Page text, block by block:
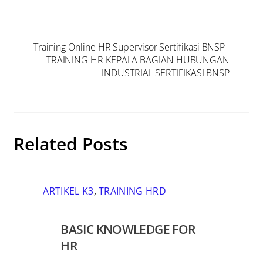
Training Online HR Supervisor Sertifikasi BNSP
TRAINING HR KEPALA BAGIAN HUBUNGAN
INDUSTRIAL SERTIFIKASI BNSP
Related Posts
ARTIKEL K3,TRAINING HRD
BASIC KNOWLEDGE FOR
HR